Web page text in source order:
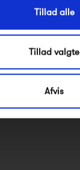
Tillad alle
Tillad valgte
Afvis